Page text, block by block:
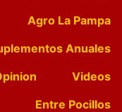
Agro La Pampa
Anuales
Videos
Entre Pocillos